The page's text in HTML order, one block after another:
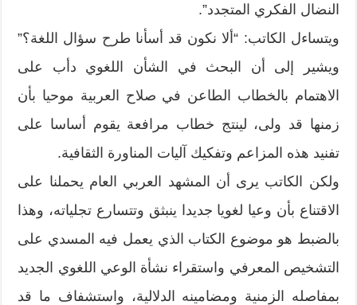
النضال الفكري المتجدد”.
ويتساءل الكاتب: “ألا نكون قد أسأنا طرح سؤال اللغة؟”
ويشير إلى أن البحث في الشأن اللغوي دأب على
الاهتمام بالخطاب الطاعن في صلاح العربية موحيا بأن
زمنها قد ولى، لينتج خطاب مرافعة يقوم أساسا على
تفنيد هذه المزاعم وتفكيك آليات المناورة الثقافية.
ولكن الكاتب يرى أن المشهد العربي العام يحملنا على
الاقتناع بأن وعيا لغويا جديدا ينبثق وتتسارع تجلياته، وهذا
بالضبط هو موضوع الكتاب الذي يعمل فيه المسدي على
التشخيص المعرفي واستقراء نشأة الوعي اللغوي الجديد
بمفاصله الزمنية ومضامينه الدلالية، واستشفاف ما قد